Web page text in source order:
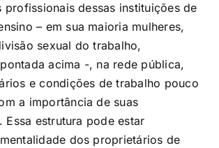
profissionais dessas instituições de
– em sua maioria mulheres,
sexual do trabalho,
acima -, na rede pública,
e condições de trabalho pouco
a importância de suas
. Essa estrutura pode estar
dos proprietários de